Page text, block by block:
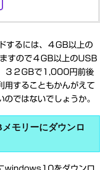
るには、４GB以上の
すので４GB以上のUSB
３２GBで1,000円前後
用することもかんがえて
ではないでしょうか。
モリーにダウンロ